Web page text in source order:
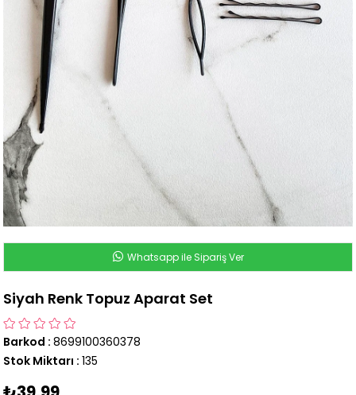
Whatsapp ile Sipariş Ver
Siyah Renk Topuz Aparat Set
Barkod : 8699100360378
Stok Miktarı : 135